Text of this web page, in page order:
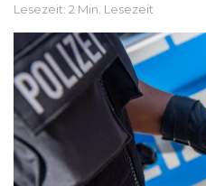
Lesezeit: 2 Min. Lesezeit